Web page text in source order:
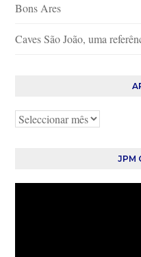
Bons Ares
Caves São João, uma
Arquivo
JPM